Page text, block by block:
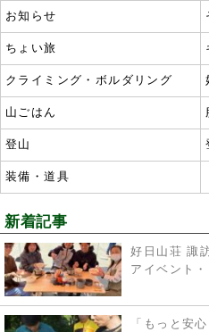
お知らせ
ちょい旅
クライミング・ボルダリング
山ごはん
登山
装備・道具
新着記事
好日山荘 諏
アイベント
「もっと安